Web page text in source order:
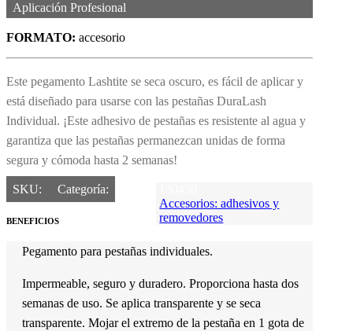
Aplicación Profesional
FORMATO: accesorio
Este pegamento Lashtite se seca oscuro, es fácil de aplicar y
está diseñado para usarse con las pestañas DuraLash
Individual. ¡Este adhesivo de pestañas es resistente al agua y
garantiza que las pestañas permanezcan unidas de forma
segura y cómoda hasta 2 semanas!
SKU:
Categoría:
Accesorios: adhesivos y
removedores
BENEFICIOS
Pegamento para pestañas individuales.
Impermeable, seguro y duradero. Proporciona hasta dos
semanas de uso. Se aplica transparente y se seca
transparente. Mojar el extremo de la pestaña en 1 gota de